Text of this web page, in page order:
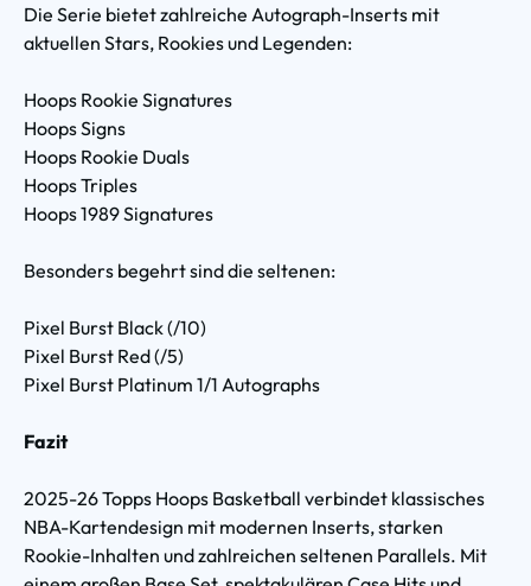
Die Serie bietet zahlreiche Autograph-Inserts mit
aktuellen Stars, Rookies und Legenden:
Hoops Rookie Signatures
Hoops Signs
Hoops Rookie Duals
Hoops Triples
Hoops 1989 Signatures
Besonders begehrt sind die seltenen:
Pixel Burst Black (/10)
Pixel Burst Red (/5)
Pixel Burst Platinum 1/1 Autographs
Fazit
2025-26 Topps Hoops Basketball verbindet klassisches
NBA-Kartendesign mit modernen Inserts, starken
Rookie-Inhalten und zahlreichen seltenen Parallels. Mit